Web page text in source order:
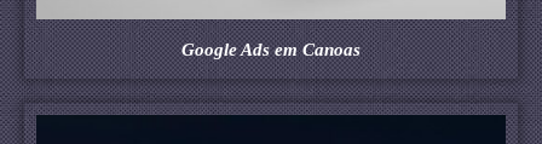
Google Ads em Canoas